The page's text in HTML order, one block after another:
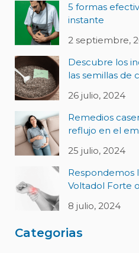
5 formas
instante
2 septiembre,
Descubre los
las semillas de
26 julio, 2024
Remedios
reflujo en el
25 julio, 2024
Respondemos
Voltadol Forte
8 julio, 2024
Categorias